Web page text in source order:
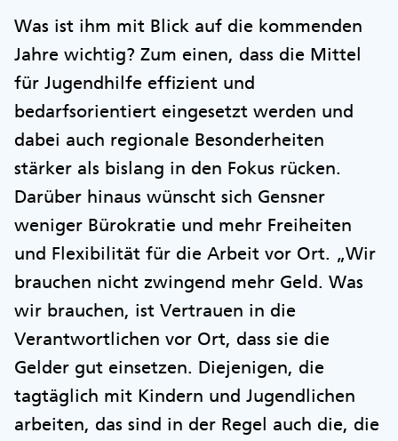
Was ist ihm mit Blick auf die kommenden
Jahre wichtig? Zum einen, dass die Mittel
für Jugendhilfe effizient und
bedarfsorientiert eingesetzt werden und
dabei auch regionale Besonderheiten
stärker als bislang in den Fokus rücken.
Darüber hinaus wünscht sich Gensner
weniger Bürokratie und mehr Freiheiten
und Flexibilität für die Arbeit vor Ort. „Wir
brauchen nicht zwingend mehr Geld. Was
wir brauchen, ist Vertrauen in die
Verantwortlichen vor Ort, dass sie die
Gelder gut einsetzen. Diejenigen, die
tagtäglich mit Kindern und Jugendlichen
arbeiten, das sind in der Regel auch die, die